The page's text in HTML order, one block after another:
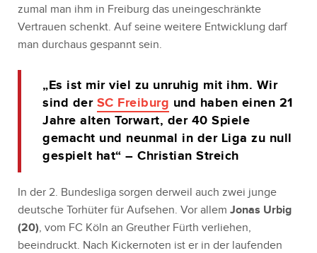
zumal man ihm in Freiburg das uneingeschränkte
Vertrauen schenkt. Auf seine weitere Entwicklung darf
man durchaus gespannt sein.
„Es ist mir viel zu unruhig mit ihm. Wir
sind der SC Freiburg und haben einen 21
Jahre alten Torwart, der 40 Spiele
gemacht und neunmal in der Liga zu null
gespielt hat“ – Christian Streich
In der 2. Bundesliga sorgen derweil auch zwei junge
deutsche Torhüter für Aufsehen. Vor allem Jonas Urbig
(20), vom FC Köln an Greuther Fürth verliehen,
beeindruckt. Nach Kickernoten ist er in der laufenden